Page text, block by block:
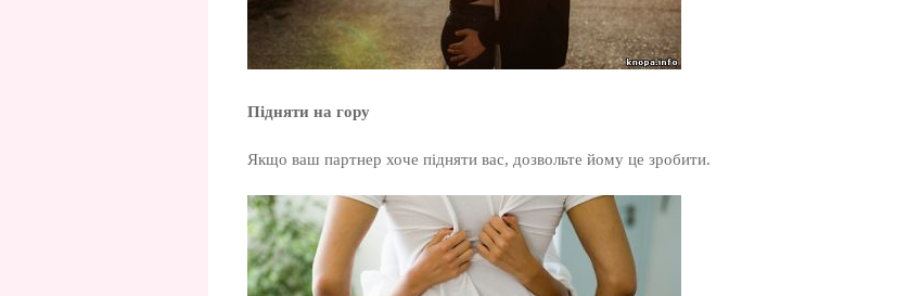
Підняти на гору
Якщо ваш партнер хоче підняти вас, дозвольте йому це зробити.